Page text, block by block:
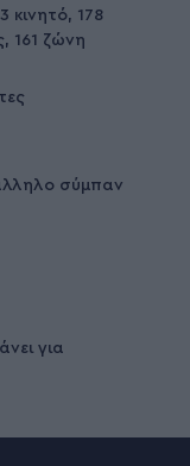
κινητό, 178
161 ζώνη
σύμπαν
για